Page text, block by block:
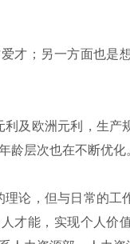
；另一方面也是
及欧洲元利，生产
龄层次也在不断优化
论，但与日常的工
才能，实现个人价